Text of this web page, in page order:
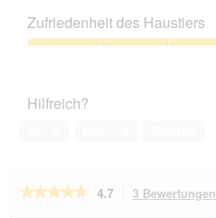
Leistungs-
Verhältnis,
2
Zufriedenheit des Haustiers
5
Hilfreich?
★★★★★
★★★★★ 4.7 3 Bewertungen